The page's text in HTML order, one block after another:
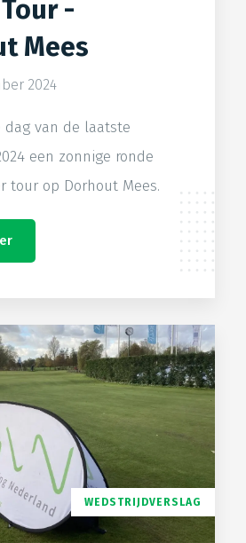
-
Mees
2024
dag van de laatste
een zonnige ronde
tour op Dorhout Mees.
WEDSTRIJDVERSLAG